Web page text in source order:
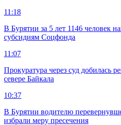
11:18
В Бурятии за 5 лет 1146 человек
субсидиям Соцфонда
11:07
Прокуратура через суд добилась
севере Байкала
10:37
В Бурятии водителю
избрали меру пресечения